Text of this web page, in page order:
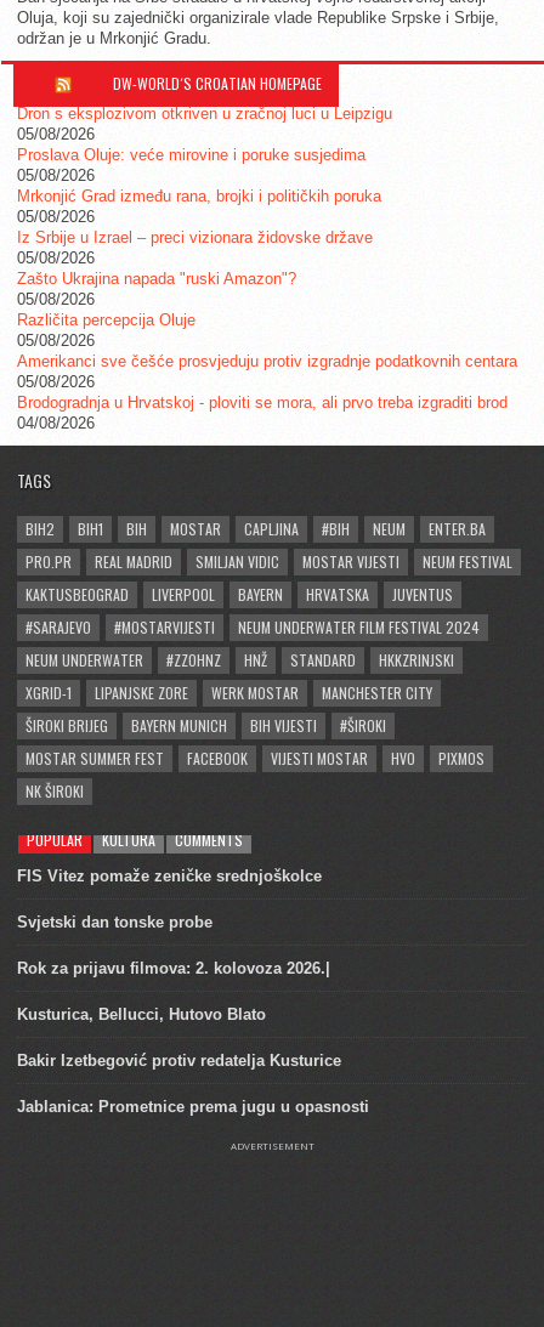
Oluja, koji su zajednički organizirale vlade Republike Srpske i Srbije,
održan je u Mrkonjić Gradu.
DW-WORLD´S CROATIAN HOMEPAGE
Dron s eksplozivom otkriven u zračnoj luci u Leipzigu
05/08/2026
Proslava Oluje: veće mirovine i poruke susjedima
05/08/2026
Mrkonjić Grad između rana, brojki i političkih poruka
05/08/2026
Iz Srbije u Izrael – preci vizionara židovske države
05/08/2026
Zašto Ukrajina napada "ruski Amazon"?
05/08/2026
Različita percepcija Oluje
05/08/2026
Amerikanci sve češće prosvjeduju protiv izgradnje podatkovnih centara
05/08/2026
Brodogradnja u Hrvatskoj - ploviti se mora, ali prvo treba izgraditi brod
04/08/2026
TAGS
BIH2 BIH1 BIH MOSTAR CAPLJINA #BIH NEUM
ENTER.BA
PRO.PR
REAL MADRID SMILJAN VIDIC MOSTAR VIJESTI
NEUM FESTIVAL
KAKTUSBEOGRAD
LIVERPOOL BAYERN HRVATSKA
JUVENTUS
#SARAJEVO
#MOSTARVIJESTI
NEUM UNDERWATER FILM FESTIVAL 2024
NEUM UNDERWATER
#ZZOHNZ HNŽ STANDARD
HKKZRINJSKI
XGRID-1
LIPANJSKE ZORE WERK MOSTAR
MANCHESTER CITY
ŠIROKI BRIJEG
BAYERN MUNICH BIH VIJESTI
#ŠIROKI
MOSTAR SUMMER FEST
FACEBOOK VIJESTI MOSTAR HVO
PIXMOS
NK ŠIROKI
POPULAR KULTURA COMMENTS
FIS Vitez pomaže zeničke srednjoškolce
Svjetski dan tonske probe
Rok za prijavu filmova: 2. kolovoza 2026.|
Kusturica, Bellucci, Hutovo Blato
Bakir Izetbegović protiv redatelja Kusturice
Jablanica: Prometnice prema jugu u opasnosti
ADVERTISEMENT